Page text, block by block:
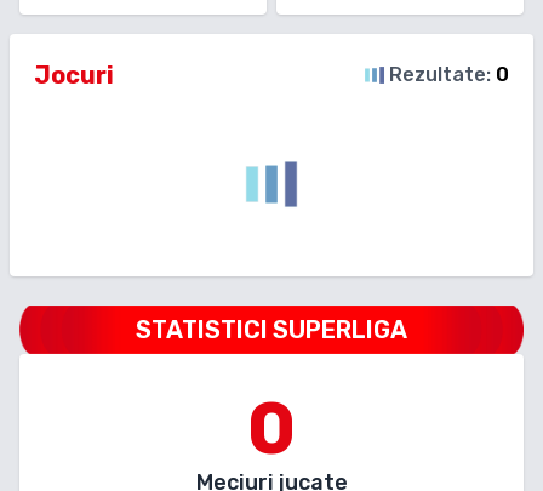
Jocuri Rezultate: 0
STATISTICI SUPERLIGA
0
Meciuri jucate